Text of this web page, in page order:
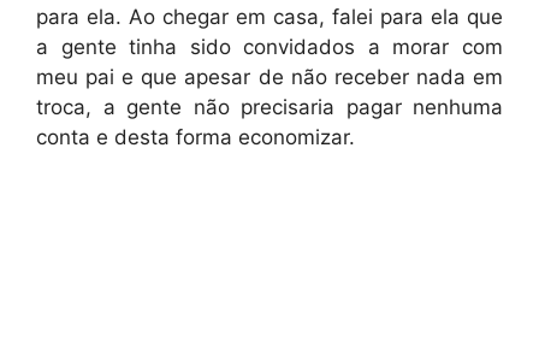
para ela. Ao chegar em casa, falei para ela que
a gente tinha sido convidados a morar com
meu pai e que apesar de não receber nada em
troca, a gente não precisaria pagar nenhuma
conta e desta forma economizar.